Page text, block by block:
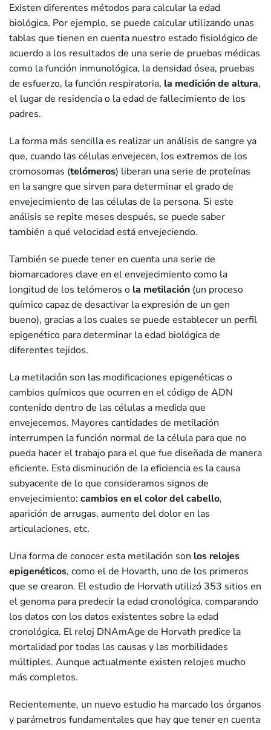
Existen diferentes métodos para calcular la edad
biológica. Por ejemplo, se puede calcular utilizando unas
tablas que tienen en cuenta nuestro estado fisiológico de
acuerdo a los resultados de una serie de pruebas médicas
como la función inmunológica, la densidad ósea, pruebas
de esfuerzo, la función respiratoria, la medición de altura,
el lugar de residencia o la edad de fallecimiento de los
padres.
La forma más sencilla es realizar un análisis de sangre ya
que, cuando las células envejecen, los extremos de los
cromosomas (telómeros) liberan una serie de proteínas
en la sangre que sirven para determinar el grado de
envejecimiento de las células de la persona. Si este
análisis se repite meses después, se puede saber
también a qué velocidad está envejeciendo.
También se puede tener en cuenta una serie de
biomarcadores clave en el envejecimiento como la
longitud de los telómeros o la metilación (un proceso
químico capaz de desactivar la expresión de un gen
bueno), gracias a los cuales se puede establecer un perfil
epigenético para determinar la edad biológica de
diferentes tejidos.
La metilación son las modificaciones epigenéticas o
cambios químicos que ocurren en el código de ADN
contenido dentro de las células a medida que
envejecemos. Mayores cantidades de metilación
interrumpen la función normal de la célula para que no
pueda hacer el trabajo para el que fue diseñada de manera
eficiente. Esta disminución de la eficiencia es la causa
subyacente de lo que consideramos signos de
envejecimiento: cambios en el color del cabello,
aparición de arrugas, aumento del dolor en las
articulaciones, etc.
Una forma de conocer esta metilación son los relojes
epigenéticos, como el de Hovarth, uno de los primeros
que se crearon. El estudio de Horvath utilizó 353 sitios en
el genoma para predecir la edad cronológica, comparando
los datos con los datos existentes sobre la edad
cronológica. El reloj DNAmAge de Horvath predice la
mortalidad por todas las causas y las morbilidades
múltiples. Aunque actualmente existen relojes mucho
más completos.
Recientemente, un nuevo estudio ha marcado los órganos
y parámetros fundamentales que hay que tener en cuenta